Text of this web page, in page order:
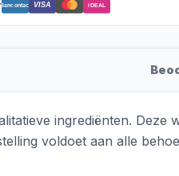
Bancontact VISA iDEAL
ingrediënten. Deze
voldoet aan alle